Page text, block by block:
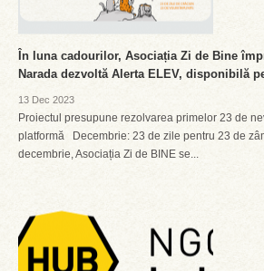
În luna cadourilor, Asociația Zi de Bine
Narada dezvoltă Alerta ELEV, disponibilă
13 Dec 2023
Proiectul presupune rezolvarea primelor 23 de
platformă Decembrie: 23 de zile pentru 23 de
decembrie, Asociația Zi de BINE se...